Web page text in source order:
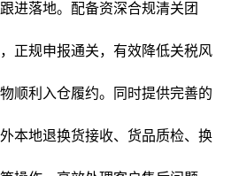
进落地。配备资深合规清关团
正规申报通关，有效降低关税风
顺利入仓履约。同时提供完善的
本地退换货接收、货品质检、换